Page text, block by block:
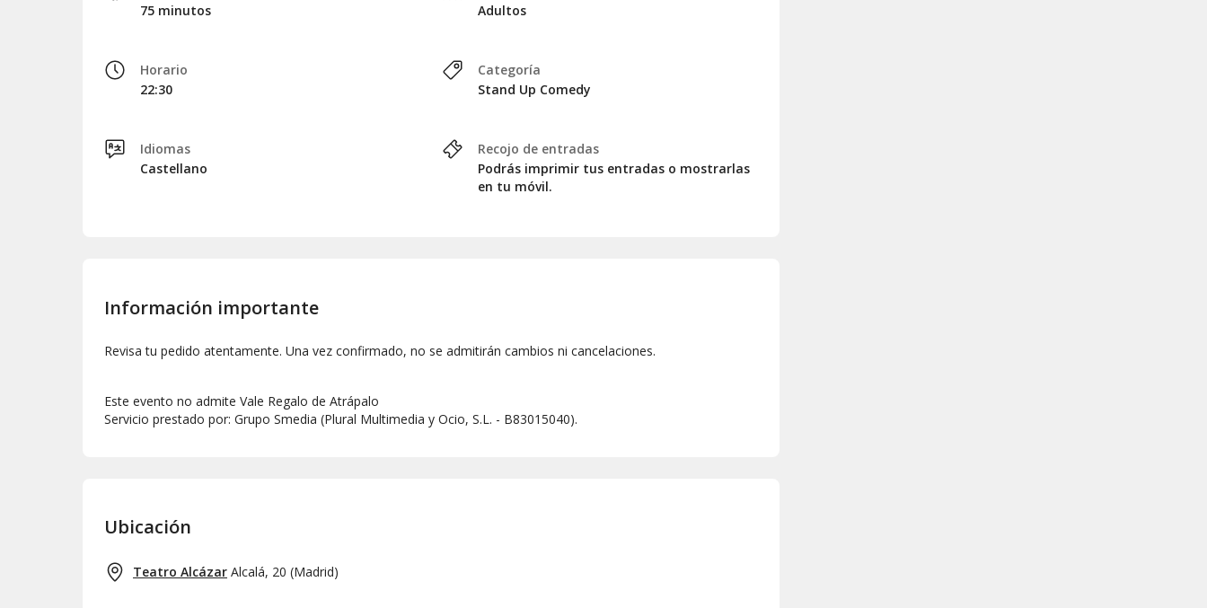
75 minutos
Horario
22:30
Idiomas
Castellano
Adultos
Categoría
Stand Up Comedy
Recojo de entradas
Podrás imprimir tus entradas o mostrarlas
en tu móvil.
Información importante
Revisa tu pedido atentamente. Una vez confirmado, no se admitirán cambios ni cancelaciones.
Este evento no admite Vale Regalo de Atrápalo
Servicio prestado por: Grupo Smedia (Plural Multimedia y Ocio, S.L. - B83015040).
Ubicación
Teatro Alcázar Alcalá, 20 (Madrid)